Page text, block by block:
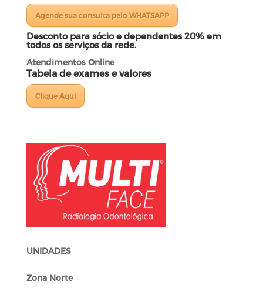
Agende sua consulta pelo WHATSAPP
Desconto para sócio e dependentes 20% em
todos os serviços da rede.
Atendimentos Online
Tabela de exames e valores
Clique Aqui
UNIDADES
Zona Norte